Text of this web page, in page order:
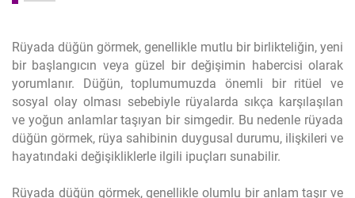
Rüyada düğün görmek, genellikle mutlu bir birlikteliğin, yeni
bir başlangıcın veya güzel bir değişimin habercisi olarak
yorumlanır. Düğün, toplumumuzda önemli bir ritüel ve
sosyal olay olması sebebiyle rüyalarda sıkça karşılaşılan
ve yoğun anlamlar taşıyan bir simgedir. Bu nedenle rüyada
düğün görmek, rüya sahibinin duygusal durumu, ilişkileri ve
hayatındaki değişikliklerle ilgili ipuçları sunabilir.
Rüyada düğün görmek, genellikle olumlu bir anlam taşır ve